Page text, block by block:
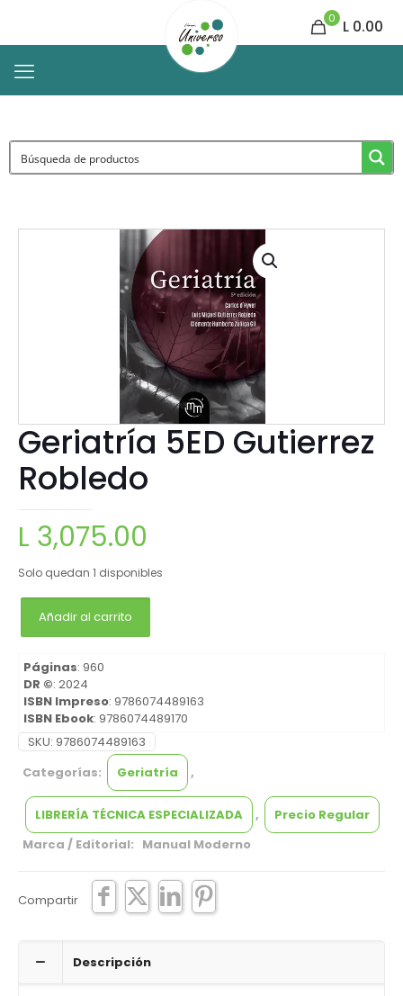
0 L 0.00
Geriatría 5ED Gutierrez
Robledo
L 3,075.00
Solo quedan 1 disponibles
Añadir al carrito
Páginas: 960
DR ©: 2024
ISBN Impreso: 9786074489163
ISBN Ebook: 9786074489170
SKU: 9786074489163
Categorías:
Geriatría ,
LIBRERÍA TÉCNICA ESPECIALIZADA ,
Precio Regular
Marca / Editorial: Manual Moderno
Compartir
Descripción